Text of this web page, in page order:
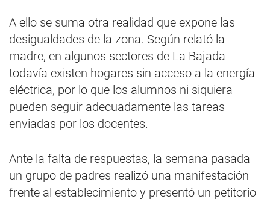
A ello se suma otra realidad que expone las
desigualdades de la zona. Según relató la
madre, en algunos sectores de La Bajada
todavía existen hogares sin acceso a la energía
eléctrica, por lo que los alumnos ni siquiera
pueden seguir adecuadamente las tareas
enviadas por los docentes.
Ante la falta de respuestas, la semana pasada
un grupo de padres realizó una manifestación
frente al establecimiento y presentó un petitorio